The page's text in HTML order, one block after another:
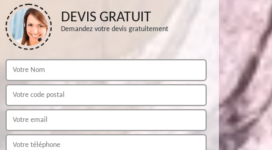
DEVIS GRATUIT
Demandez votre devis gratuitement